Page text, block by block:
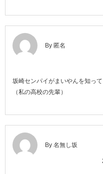
By 匿名
坂崎センパイがまいやんを知って
（私の高校の先輩）
By 名無し坂